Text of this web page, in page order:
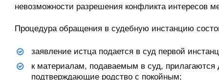
невозможности разрешения конфликта интересов
Процедура обращения в судебную инстанцию
заявление истца подается в суд первой
к материалам, подаваемым в суд, прилагаются
подтверждающие родство с покойным;